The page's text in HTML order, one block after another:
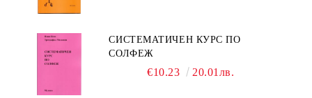
СИСТЕМАТИЧЕН КУРС ПО
СОЛФЕЖ
€10.23 20.01лв.